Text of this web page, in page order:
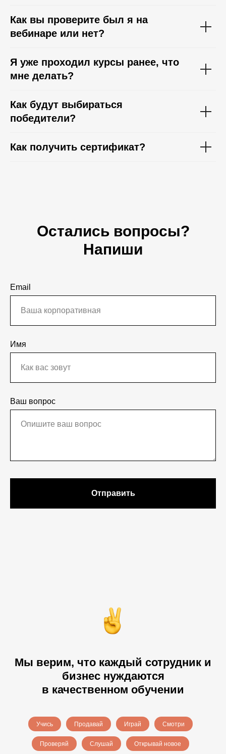
Как вы проверите был я на
вебинаре или нет?
Я уже проходил курсы ранее, что
мне делать?
Как будут выбираться
победители?
Как получить сертификат?
Остались вопросы?
Напиши
Email
Имя
Ваш вопрос
Отправить
Мы верим, что каждый сотрудник и
бизнес нуждаются
в качественном обучении
Учись Продавай Играй Смотри
Проверяй Слушай Открывай новое